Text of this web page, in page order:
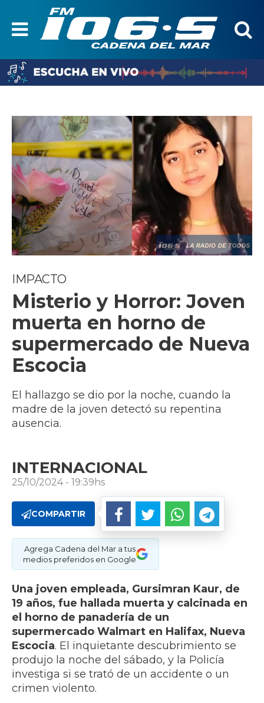
IMPACTO
Misterio y Horror: Joven
muerta en horno de
supermercado de Nueva
Escocia
El hallazgo se dio por la noche, cuando la
madre de la joven detectó su repentina
ausencia.
INTERNACIONAL
25/10/2024 - 19:39hs
COMPARTIR
Agrega Cadena del Mar a tus
medios preferidos en Google
Una joven empleada, Gursimran Kaur, de
19 años, fue hallada muerta y calcinada en
el horno de panadería de un
supermercado Walmart en Halifax, Nueva
Escocia. El inquietante descubrimiento se
produjo la noche del sábado, y la Policía
investiga si se trató de un accidente o un
crimen violento.